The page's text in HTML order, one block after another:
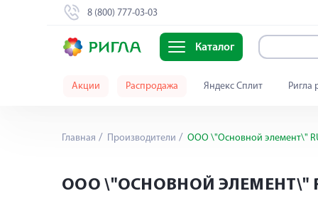
8 (800) 777-03-03
Каталог
Акции Распродажа Яндекс Сплит Ригла
Главная Производители ООО \"Основной элемент\"
ООО \"ОСНОВНОЙ ЭЛЕМЕНТ\"